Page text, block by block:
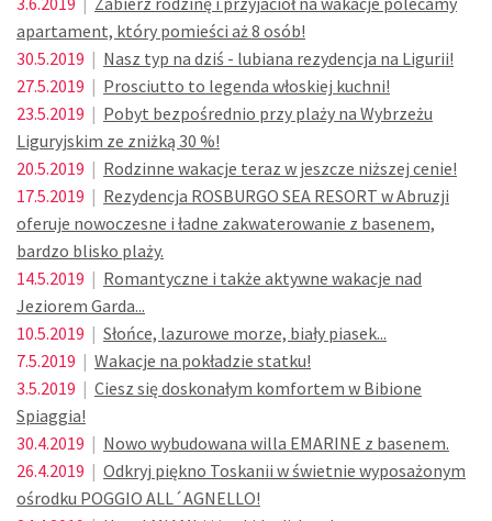
apartament, który pomieści aż 8 osób!
30.5.2019 | Nasz typ na dziś - lubiana rezydencja na Ligurii!
27.5.2019 | Prosciutto to legenda włoskiej kuchni!
23.5.2019 | Pobyt bezpośrednio przy plaży na Wybrzeżu
Liguryjskim ze zniżką 30 %!
20.5.2019 | Rodzinne wakacje teraz w jeszcze niższej cenie!
17.5.2019 | Rezydencja ROSBURGO SEA RESORT w Abruzji
oferuje nowoczesne i ładne zakwaterowanie z basenem,
bardzo blisko plaży.
14.5.2019 | Romantyczne i także aktywne wakacje nad
Jeziorem Garda...
10.5.2019 | Słońce, lazurowe morze, biały piasek...
7.5.2019 | Wakacje na pokładzie statku!
3.5.2019 | Ciesz się doskonałym komfortem w Bibione
Spiaggia!
30.4.2019 | Nowo wybudowana willa EMARINE z basenem.
26.4.2019 | Odkryj piękno Toskanii w świetnie wyposażonym
ośrodku POGGIO ALL´AGNELLO!